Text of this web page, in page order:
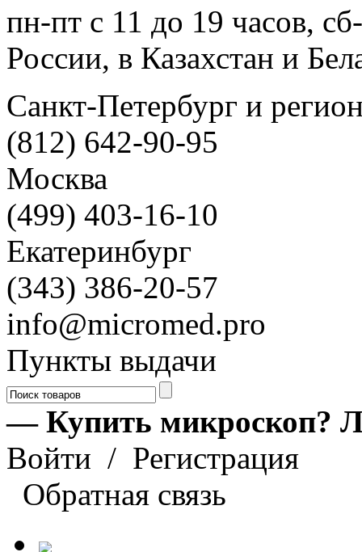
пн-пт с 11 до 19 часов,
России, в Казахстан и
Санкт-Петербург и
(812) 642-90-95
Москва
(499) 403-16-10
Екатеринбург
(343) 386-20-57
info@micromed.pro
Пункты выдачи
— Купить микроскоп?
Войти / Регистрация
Обратная связь